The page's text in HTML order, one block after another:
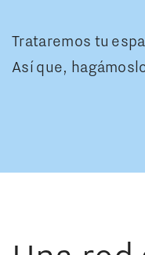
Trataremos tu
Así que,
0